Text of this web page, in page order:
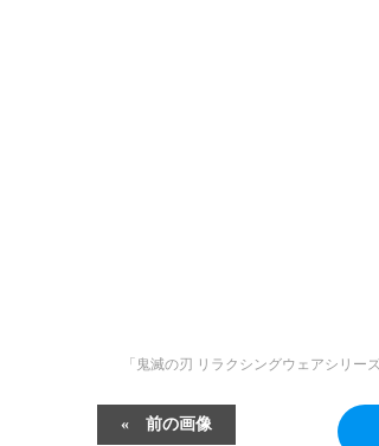
「鬼滅の刃 リラクシングウェアシリ
前の画像